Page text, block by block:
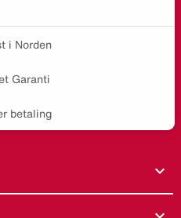
i Norden
Garanti
betaling
expand_more